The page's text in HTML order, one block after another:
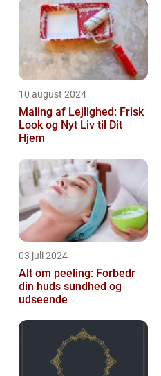
10 august 2024
Maling af Lejlighed: Frisk
Look og Nyt Liv til Dit
Hjem
03 juli 2024
Alt om peeling: Forbedr
din huds sundhed og
udseende